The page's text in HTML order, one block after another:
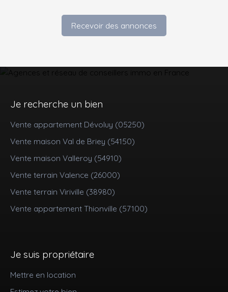
Recevoir des annonces
Je recherche un bien
Vente appartement Dévoluy (05250)
Vente maison Val de Briey (54150)
Vente maison Valleroy (54910)
Vente terrain Valence (26000)
Vente terrain Viriville (38980)
Vente appartement Thionville (57100)
Je suis propriétaire
Mettre en location